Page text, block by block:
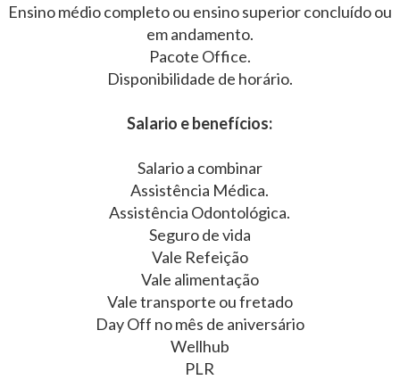
Ensino médio completo ou ensino superior concluído ou
em andamento.
Pacote Office.
Disponibilidade de horário.
Salario e benefícios:
Salario a combinar
Assistência Médica.
Assistência Odontológica.
Seguro de vida
Vale Refeição
Vale alimentação
Vale transporte ou fretado
Day Off no mês de aniversário
Wellhub
PLR